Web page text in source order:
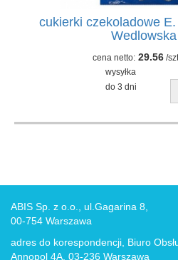
cukierki czekoladowe
cena netto: 29.56 /szt.
wysyłka
do 3 dni
ABIS Sp. z o.o., ul.Gagarina 8,
00-754 Warszawa
adres do korespondencji, Biuro
Annopol 4A, 03-236 Warszawa